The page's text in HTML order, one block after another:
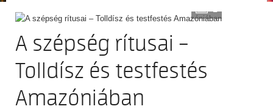
2
A szépség rítusai –
Tolldísz és testfestés
Amazóniában